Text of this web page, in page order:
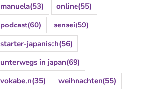
manuela(53) online(55)
podcast(60) sensei(59)
starter-japanisch(56)
unterwegs in japan(69)
vokabeln(35) weihnachten(55)